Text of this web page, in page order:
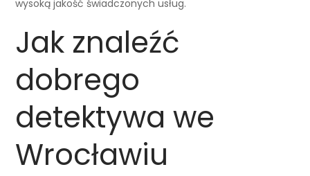
wysoką jakość świadczonych usług.
Jak znaleźć
dobrego
detektywa we
Wrocławiu